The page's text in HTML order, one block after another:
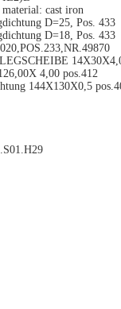
cast iron
D=25, Pos. 433
D=18, Pos. 433
4,00 pos.412
144X130X0,5